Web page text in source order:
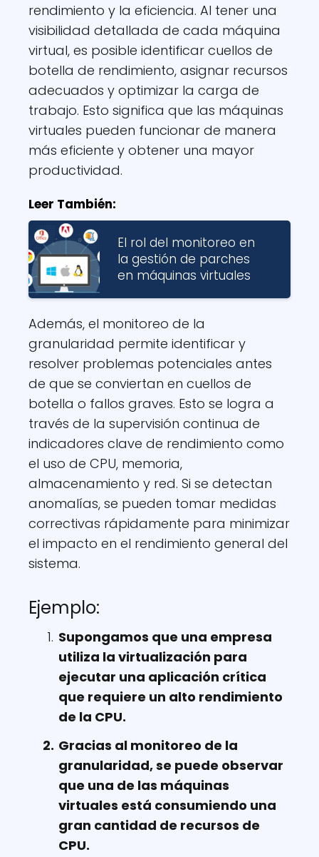
rendimiento y la eficiencia. Al tener una
visibilidad detallada de cada máquina
virtual, es posible identificar cuellos de
botella de rendimiento, asignar recursos
adecuados y optimizar la carga de
trabajo. Esto significa que las máquinas
virtuales pueden funcionar de manera
más eficiente y obtener una mayor
productividad.
Leer También:
El rol del monitoreo en
la gestión de parches
en máquinas virtuales
Además, el monitoreo de la
granularidad permite identificar y
resolver problemas potenciales antes
de que se conviertan en cuellos de
botella o fallos graves. Esto se logra a
través de la supervisión continua de
indicadores clave de rendimiento como
el uso de CPU, memoria,
almacenamiento y red. Si se detectan
anomalías, se pueden tomar medidas
correctivas rápidamente para minimizar
el impacto en el rendimiento general del
sistema.
Ejemplo:
Supongamos que una empresa
utiliza la virtualización para
ejecutar una aplicación crítica
que requiere un alto rendimiento
de la CPU.
Gracias al monitoreo de la
granularidad, se puede observar
que una de las máquinas
virtuales está consumiendo una
gran cantidad de recursos de
CPU.